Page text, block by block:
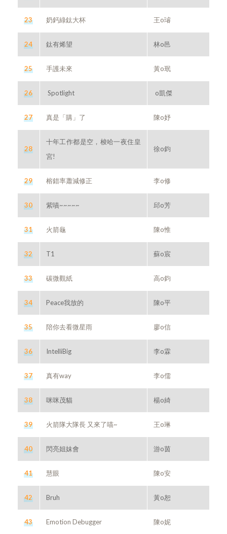
23 奶鈣綠鈦大杯 王o璿
24 鈦有烯望 林o邑
25 手護未來 黃o珉
26 Spotlight o凱傑
27 真是「購」了 陳o妤
28
十年工作都是空，梭哈一夜住皇
宮!
徐o鈞
29 榕錯率蕭減修正 李o修
30 紫嘖~~~~~ 邱o芳
31 火箭龜 陳o惟
32 T1 蘇o宸
33 碳微觀紙 高o鈞
34 Peace我放的 陳o平
35 陪你去看微星雨 廖o信
36 IntelliBig 李o霖
37 真有way 李o儒
38 咪咪茂貓 楊o綺
39 火箭隊大隊長 又來了喵~ 王o琳
40 閃亮姐妹會 游o茵
41 慧眼 陳o安
42 Bruh 黃o恕
43 Emotion Debugger 陳o妮